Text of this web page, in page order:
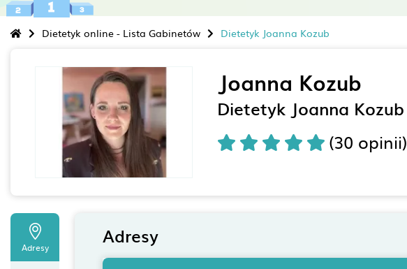
Dietetyk online - Lista Gabinetów Dietetyk Joanna Kozub
Joanna Kozub
Dietetyk Joanna Kozub
(30 opinii)
Adresy Adresy